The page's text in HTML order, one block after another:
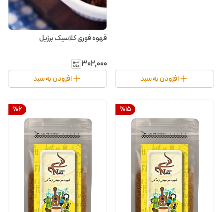
افزودن به سبد
قهوه فوری کلاسیک برزیل
۳۰۲٬۰۰۰
افزودن به سبد
%15
%6